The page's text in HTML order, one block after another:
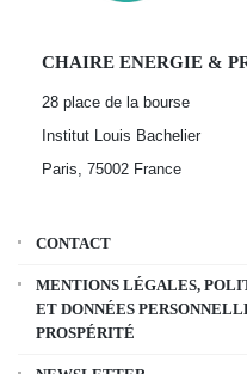
CHAIRE ENERGIE &
28 place de la bourse
Institut Louis Bachelier
Paris, 75002 France
CONTACT
MENTIONS LÉGALES,
ET DONNÉES
PROSPÉRITÉ